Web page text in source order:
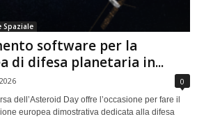
Spaziale
software per la
di difesa planetaria in...
0
dell’Asteroid Day offre l’occasione per fare il
europea dimostrativa dedicata alla difesa